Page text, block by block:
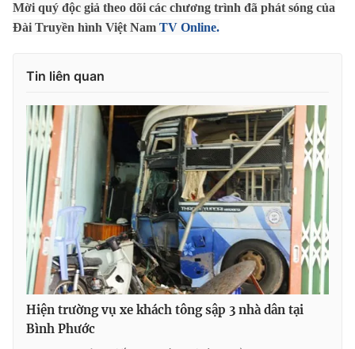
Photo Infographic
VTV Money VTV Thể thao
VTV Sức khoẻ Bất động sản
Thị trường 24h Tấm lòng Việt
VTV4 Vươn mình bằng AI
VTV9 VTV8
Mời quý độc giả theo dõi các chương trình đã phát sóng của
Đài Truyền hình Việt Nam TV Online.
Tin liên quan
Hiện trường vụ xe khách tông sập 3 nhà dân tại
Bình Phước